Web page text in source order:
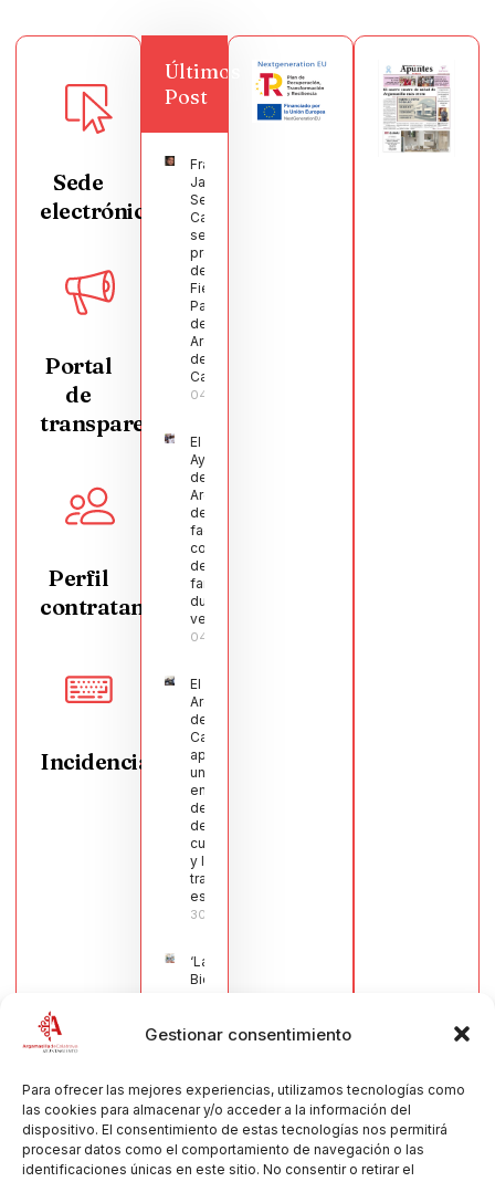
Gestionar consentimiento
Para ofrecer las mejores experiencias, utilizamos tecnologías como
las cookies para almacenar y/o acceder a la información del
dispositivo. El consentimiento de estas tecnologías nos permitirá
procesar datos como el comportamiento de navegación o las
identificaciones únicas en este sitio. No consentir o retirar el
Sede
electrónica
Portal
de
transparencia
Perfil
contratante
Incidencias
Últimos
Post
Francisco
Javier
Segura
Castellanos
será el
pregonero
de las
Fiestas
Patronales
de
Argamasilla
de
Calatrava
04/08/2026
El
Ayuntamiento
de
Argamasilla
de Calatrava
facilita la
conciliación
de 200
familias
durante el
verano
04/08/2026
El Pleno de
Argamasilla
de
Calatrava
aprueba
una moción
en defensa
del sector
de la
cuchillería
y la navaja
tradicional
española
30/07/2026
‘La
Bienvenida’,
estampa de
de la Virgen
Muñoz
Muñoz,
anuncia las
Fiestas
Patronales
2026